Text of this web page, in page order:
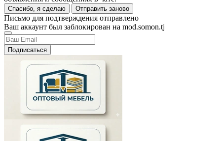
Спасибо, я сделаю Отправить заново
Письмо для подтверждения отправлено
Ваш аккаунт был заблокирован на mod.somon.tj
Подписаться